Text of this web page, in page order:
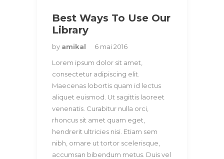
Best Ways To Use Our
Library
by amikal
6 mai 2016
Lorem ipsum dolor sit amet,
consectetur adipiscing elit.
Maecenas lobortis quam id lectus
aliquet euismod. Ut sagittis laoreet
venenatis. Curabitur nulla orci,
rhoncus sit amet quam eget,
hendrerit ultricies nisi. Etiam sem
nibh, ornare ut tortor scelerisque,
accumsan bibendum metus. Duis vel